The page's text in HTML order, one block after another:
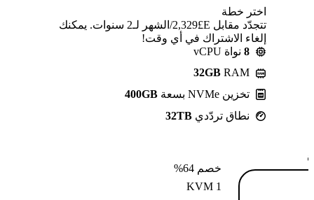
اختر خطة
تتجدّد مقابل E£⁦2,329⁩/الشهر لـ2 سنوات. يمكنك
إلغاء الاشتراك في أي وقت!
8 نواة vCPU
32GB RAM
تخزين NVMe بسعة
400GB
نطاق تردّدي 32TB
خصم 64%
KVM 1